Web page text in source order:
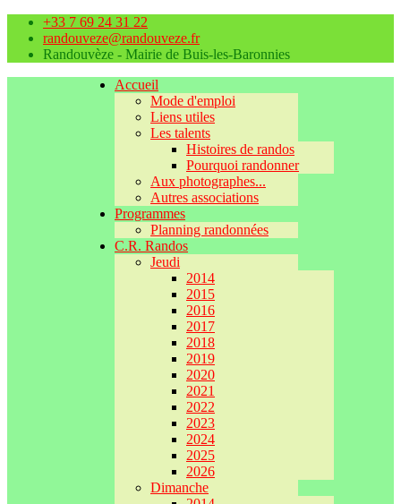
+33 7 69 24 31 22
randouveze@randouveze.fr
Randouvèze - Mairie de Buis-les-Baronnies
Accueil
Mode d'emploi
Liens utiles
Les talents
Histoires de randos
Pourquoi randonner
Aux photographes...
Autres associations
Programmes
Planning randonnées
C.R. Randos
Jeudi
2014
2015
2016
2017
2018
2019
2020
2021
2022
2023
2024
2025
2026
Dimanche